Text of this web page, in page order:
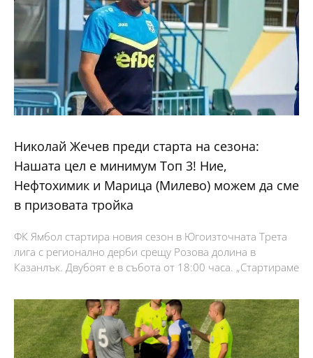
Николай Жечев преди старта на сезона:
Нашата цел е минимум Топ 3! Ние,
Нефтохимик и Марица (Милево) можем да сме
в призовата тройка
ФК Ямбол стартира новия сезон в Югоизточната Трета
лига с регионално дерби срещу Розова долина в
Казанлък. Двубоят е в събота от 18:00 часа. „Стартираме